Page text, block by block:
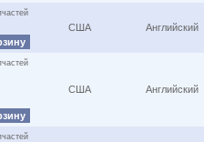
США Английский
США Английский